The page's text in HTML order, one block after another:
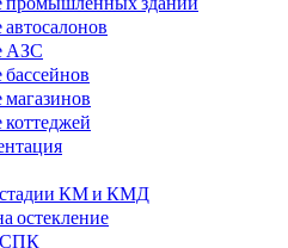
АЗС
стадии КМ и КМД
остекление
СПК